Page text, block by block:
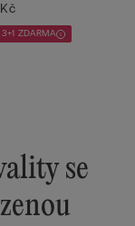
ZDARMA
se